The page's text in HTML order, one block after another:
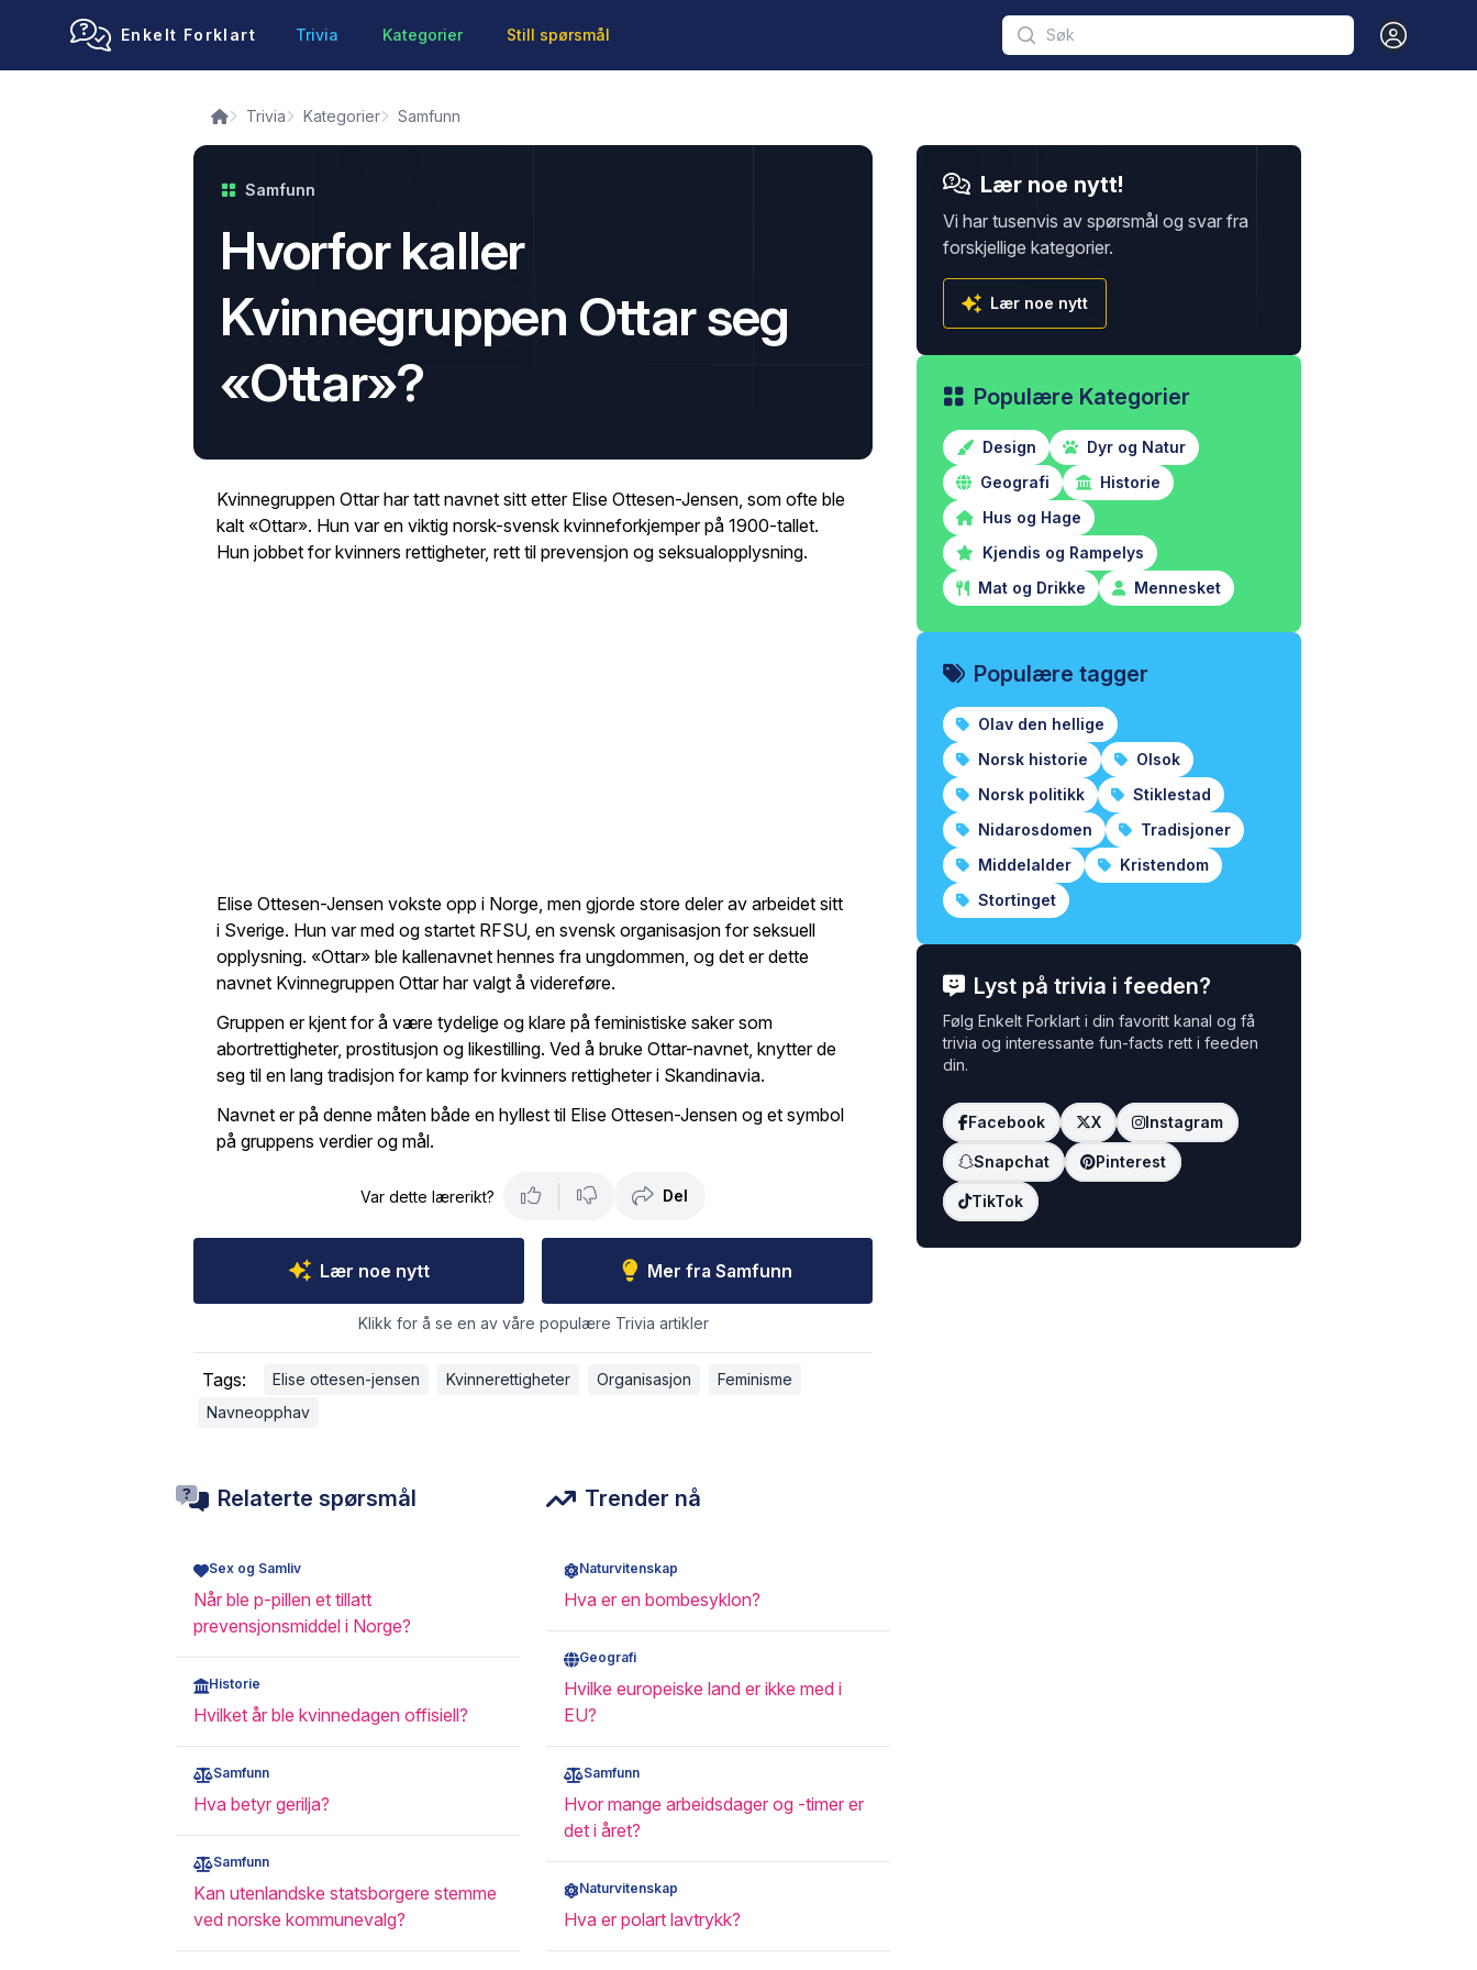
Enkelt Forklart Trivia Kategorier Still spørsmål Open user
Trivia Kategorier Samfunn
Samfunn
Hvorfor kaller
Kvinnegruppen Ottar seg
«Ottar»?
Kvinnegruppen Ottar har tatt navnet sitt etter Elise Ottesen-Jensen, som ofte ble
kalt «Ottar». Hun var en viktig norsk-svensk kvinneforkjemper på 1900-tallet.
Hun jobbet for kvinners rettigheter, rett til prevensjon og seksualopplysning.
Elise Ottesen-Jensen vokste opp i Norge, men gjorde store deler av arbeidet sitt
i Sverige. Hun var med og startet RFSU, en svensk organisasjon for seksuell
opplysning. «Ottar» ble kallenavnet hennes fra ungdommen, og det er dette
navnet Kvinnegruppen Ottar har valgt å videreføre.
Gruppen er kjent for å være tydelige og klare på feministiske saker som
abortrettigheter, prostitusjon og likestilling. Ved å bruke Ottar-navnet, knytter de
seg til en lang tradisjon for kamp for kvinners rettigheter i Skandinavia.
Navnet er på denne måten både en hyllest til Elise Ottesen-Jensen og et symbol
på gruppens verdier og mål.
Var dette lærerikt? Del
Lær noe nytt Mer fra Samfunn
Klikk for å se en av våre populære Trivia artikler
Tags: Elise ottesen-jensen Kvinnerettigheter Organisasjon
Feminisme
Navneopphav
Relaterte spørsmål
Sex og Samliv
Når ble p-pillen et tillatt
prevensjonsmiddel i Norge?
Historie
Hvilket år ble kvinnedagen offisiell?
Samfunn
Hva betyr gerilja?
Samfunn
Kan utenlandske statsborgere stemme
ved norske kommunevalg?
Trender nå
Naturvitenskap
Hva er en bombesyklon?
Geografi
Hvilke europeiske land er ikke med i
EU?
Samfunn
Hvor mange arbeidsdager og -timer er
det i året?
Naturvitenskap
Hva er polart lavtrykk?
Lær noe nytt!
Vi har tusenvis av spørsmål og svar fra
forskjellige kategorier.
Lær noe nytt
Populære Kategorier
Design
Dyr og Natur
Geografi
Historie
Hus og Hage
Kjendis og Rampelys
Mat og Drikke
Mennesket
Populære tagger
Olav den hellige
Norsk historie
Olsok
Norsk politikk
Stiklestad
Nidarosdomen
Tradisjoner
Middelalder
Kristendom
Stortinget
Lyst på trivia i feeden?
Følg Enkelt Forklart i din favoritt kanal og få
trivia og interessante fun-facts rett i feeden
din.
Facebook X Instagram
Snapchat Pinterest
TikTok